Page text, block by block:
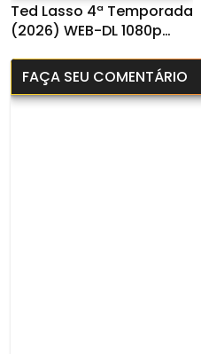
Ted Lasso 4ª Temporada
(2026) WEB-DL 1080p
FAÇA SEU COMENTÁRIO